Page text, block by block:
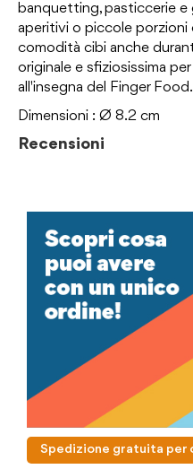
banquetting, pasticcerie e
aperitivi o piccole porzioni
comodità cibi anche
originale e sfiziosissima
all'insegna del Finger Food.
Dimensioni : Ø 8.2 cm
Recensioni
Spedizione gratuita per